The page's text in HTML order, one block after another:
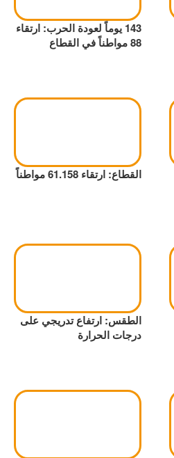
143 يوماً لعودة الحرب: ارتقاء
88 مواطناً في القطاع
القطاع: ارتقاء 61.158 مواطناً
الطقس: ارتفاع تدريجي على
درجات الحرارة